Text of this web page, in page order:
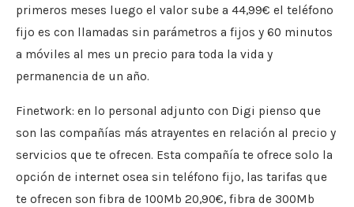
primeros meses luego el valor sube a 44,99€ el teléfono
fijo es con llamadas sin parámetros a fijos y 60 minutos
a móviles al mes un precio para toda la vida y
permanencia de un año.
Finetwork: en lo personal adjunto con Digi pienso que
son las compañías más atrayentes en relación al precio y
servicios que te ofrecen. Esta compañía te ofrece solo la
opción de internet osea sin teléfono fijo, las tarifas que
te ofrecen son fibra de 100Mb 20,90€, fibra de 300Mb